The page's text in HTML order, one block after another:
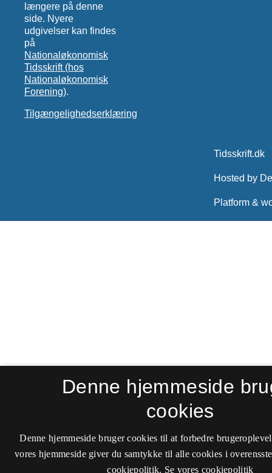
længere på denne
side. Nyere
udgivelser kan findes
på
Nationaløkonomisk
Tidsskrift (hos
Nationaløkonomisk
Forening).
Tilgængelighedserklæring
Denne hjemmeside
cookies
Denne hjemmeside bruger cookies til at forbedre
vores hjemmeside giver du samtykke til alle cookies i
cookiepolitik. Se vores cookiepolitik